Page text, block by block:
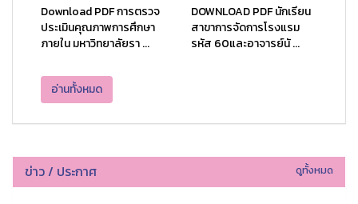
Download PDF การตรวจ
ประเมินคุณภาพการศึกษา
ภายใน มหาวิทยาลัยรา ...
DOWNLOAD PDF นักเรียน
สาขาการจัดการโรงแรม
รหัส 60และอาจารย์นั ...
อ่านทั้งหมด
ข่าว / ประกาศ ดูทั้งหมด